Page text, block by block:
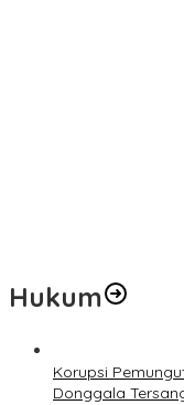
Hukum
Korupsi
Donggala